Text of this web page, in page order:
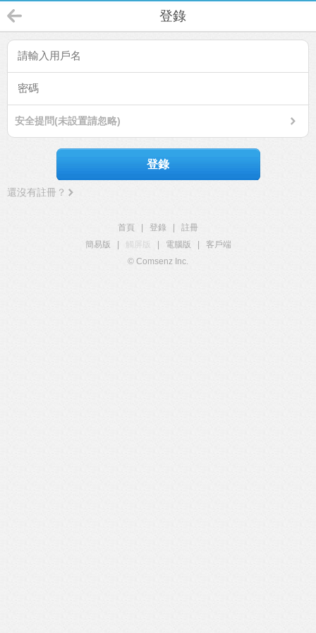
登錄
安全提問(未設置請忽略)
登錄
還沒有註冊？
首頁 登錄
註冊
簡易版
觸屏版 電腦版
客戶端
© Comsenz Inc.